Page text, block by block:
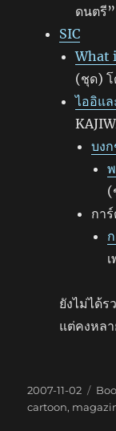
ดนตรี
SIC
What
(ชุด)
ไออิแ
บง
(
กา
ยังไม่ได้ร
แต่คงหล
Posted
on
2007-11-02
cartoon,